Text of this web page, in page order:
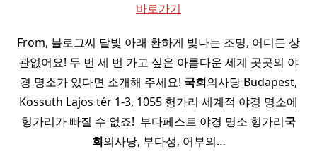
바로가기
From, 블로그씨 달빛 아래 환하게 빛나는 조명, 어디든 상
관없어요! 두 번 세 번 가고 싶은 아름다운 세계 곳곳의 야
경 명소가 있다면 소개해 주세요! 국회의사당 Budapest,
Kossuth Lajos tér 1-3, 1055 헝가리 세계적 야경 명소에
헝가리가 빠질 수 없죠! ​ 부다페스트 야경 명소 헝가리국
회의사당, 부다성, 어부의…